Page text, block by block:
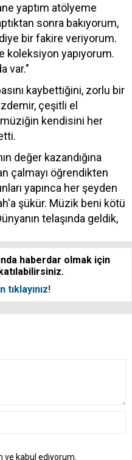
yaptım atölyeme
sonra bakıyorum,
bir fakire veriyorum.
koleksiyon yapıyorum.
var."
kaybettiğini, zorlu bir
çeşitli el
kendisini her
değer kazandığına
çalmayı öğrendikten
yapınca her şeyden
şükür. Müzik beni kötü
telaşında geldik,
haberdar olmak için
tıklayınız!
ve kabul ediyorum.